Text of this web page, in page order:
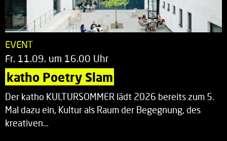
EVENT
Fr. 11.09. um 16.00 Uhr
katho Poetry Slam
Der katho KULTURSOMMER lädt 2026 bereits zum 5.
Mal dazu ein, Kultur als Raum der Begegnung, des
kreativen…